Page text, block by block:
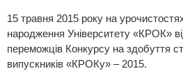
15 травня 2015 року на
народження Університету «КРОК»
переможців Конкурсу на здобуття
випускників «КРОКу» – 2015.